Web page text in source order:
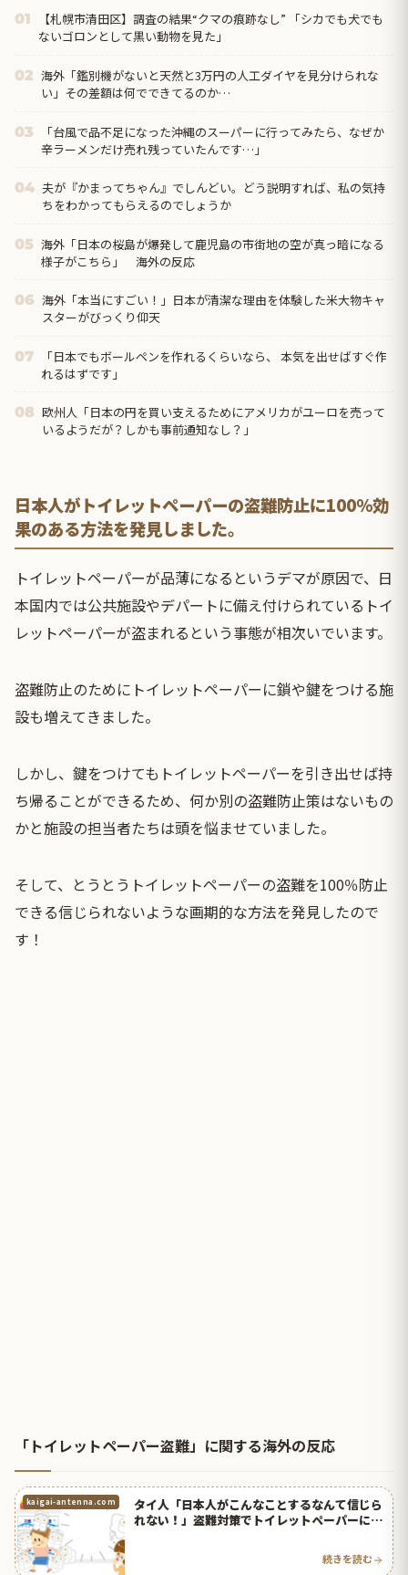
01
【札幌市清田区】調査の結果“クマの痕跡なし” 「シカでも犬でも
ないゴロンとして黒い動物を見た」
02 海外「鑑別機がないと天然と3万円の人工ダイヤを見分けられな
い」その差額は何でできてるのか…
03
「台風で品不足になった沖縄のスーパーに行ってみたら、なぜか
辛ラーメンだけ売れ残っていたんです…」
04 夫が『かまってちゃん』でしんどい。どう説明すれば、私の気持
ちをわかってもらえるのでしょうか
05 海外「日本の桜島が爆発して鹿児島の市街地の空が真っ暗になる
様子がこちら」 海外の反応
06 海外「本当にすごい！」日本が清潔な理由を体験した米大物キャ
スターがびっくり仰天
07
「日本でもボールペンを作れるくらいなら、 本気を出せばすぐ作
れるはずです」
08 欧州人「日本の円を買い支えるためにアメリカがユーロを売って
いるようだが？しかも事前通知なし？」
日本人がトイレットペーパーの盗難防止に100％効
果のある方法を発見しました。
トイレットペーパーが品薄になるというデマが原因で、日
本国内では公共施設やデパートに備え付けられているトイ
レットペーパーが盗まれるという事態が相次いでいます。
盗難防止のためにトイレットペーパーに鎖や鍵をつける施
設も増えてきました。
しかし、鍵をつけてもトイレットペーパーを引き出せば持
ち帰ることができるため、何か別の盗難防止策はないもの
かと施設の担当者たちは頭を悩ませていました。
そして、とうとうトイレットペーパーの盗難を100％防止
できる信じられないような画期的な方法を発見したので
す！
「トイレットペーパー盗難」に関する海外の反応
kaigai-antenna.com
タイ人「日本人がこんなことするなんて信じら
れない！」盗難対策でトイレットペーパーに鍵
続きを読む